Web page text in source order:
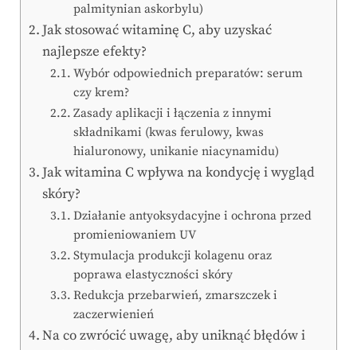
palmitynian askorbylu)
Jak stosować witaminę C, aby uzyskać
najlepsze efekty?
Wybór odpowiednich preparatów: serum
czy krem?
Zasady aplikacji i łączenia z innymi
składnikami (kwas ferulowy, kwas
hialuronowy, unikanie niacynamidu)
Jak witamina C wpływa na kondycję i wygląd
skóry?
Działanie antyoksydacyjne i ochrona przed
promieniowaniem UV
Stymulacja produkcji kolagenu oraz
poprawa elastyczności skóry
Redukcja przebarwień, zmarszczek i
zaczerwienień
Na co zwrócić uwagę, aby uniknąć błędów i